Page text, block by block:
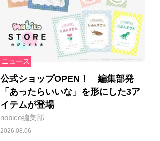
ニュース
公式ショップOPEN！ 編集部発
「あったらいいな」を形にした3ア
イテムが登場
nobico編集部
2026.08.06